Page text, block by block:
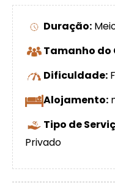
Duração:
Tamanho do
Dificuldade:
Alojamento:
Tipo de
Privado